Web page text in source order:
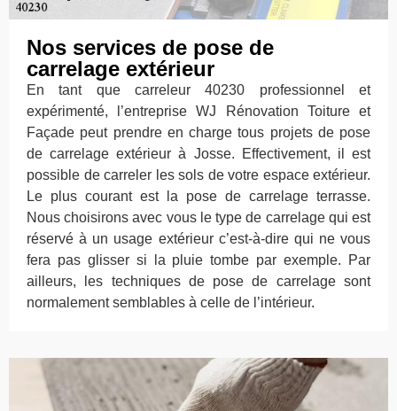
Nos services de pose de
carrelage extérieur
En tant que carreleur 40230 professionnel et
expérimenté, l’entreprise WJ Rénovation Toiture et
Façade peut prendre en charge tous projets de pose
de carrelage extérieur à Josse. Effectivement, il est
possible de carreler les sols de votre espace extérieur.
Le plus courant est la pose de carrelage terrasse.
Nous choisirons avec vous le type de carrelage qui est
réservé à un usage extérieur c’est-à-dire qui ne vous
fera pas glisser si la pluie tombe par exemple. Par
ailleurs, les techniques de pose de carrelage sont
normalement semblables à celle de l’intérieur.